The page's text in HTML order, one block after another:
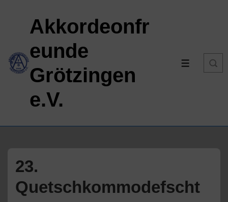
Akkordeonfr
eunde
Grötzingen
e.V.
MENÜ
23.
Quetschkommodefscht